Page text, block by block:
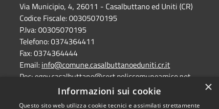
Via Municipio, 4, 26011 - Casalbuttano ed Uniti (CR)
Codice Fiscale:00305070195
P.Iva:00305070195
Telefono:0374364411
Fax:0374364444
Email: info@comune.casalbuttanoeduniti.cr.it
Pec: egov.casalbuttano@cert.poliscomuneamico.net
×
Informazioni sui cookie
Questo sito web utilizza cookie tecnici e assimilati strettamente